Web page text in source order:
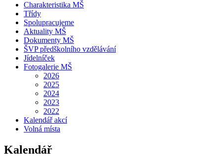
Charakteristika MŠ
Třídy
Spolupracujeme
Aktuality MŠ
Dokumenty MŠ
ŠVP předškolního vzdělávání
Jídelníček
Fotogalerie MŠ
2026
2025
2024
2023
2022
Kalendář akcí
Volná místa
Kalendář